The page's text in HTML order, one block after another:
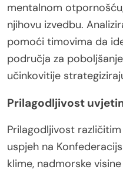
mentalnom
njihovu izvedbu.
pomoći timovima da
područja za
učinkovitije
Prilagodljivost
Prilagodljivost
uspjeh na
klime, nadmorske